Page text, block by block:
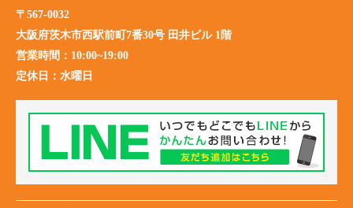
〒567-0032
大阪府茨木市西駅前町7番30号 田井ビル 1階
営業時間： 10:00~19:00
定休日： 水曜日